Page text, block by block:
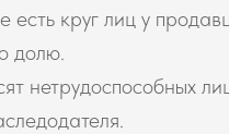
есть круг лиц у
долю.
нетрудоспособных